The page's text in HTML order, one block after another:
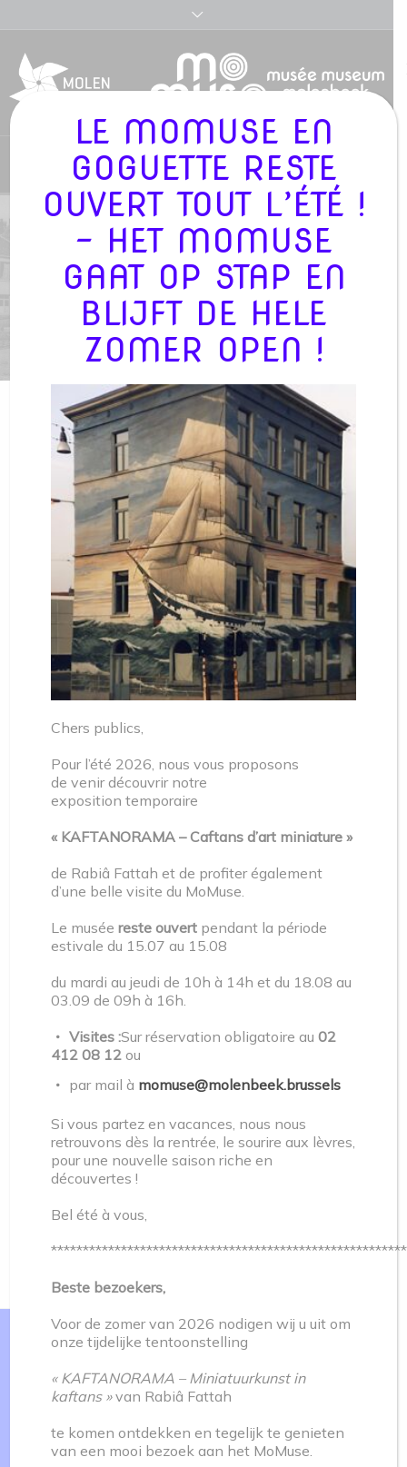
Nederlands
VERHALEN MET SOPHIE CLERFAYT –
ZONDAG 17 MAART 2024
MOMUSE»PROJECTS»VERHALEN MET
SOPHIE CLERFAYT – ZONDAG 17 MAART 2024
Verhalen met Sophie
Clerfayt – zondag 17 maart
2024
Bezoek
Zondag 17 maart
Van 14:30 tot 16:00
Gratis, reserveren gewenst:
momuse@molenbeek.irisnet.be
02 412 08 12
Adres: Mommaertsstraat 2A, 1080 Brussel
Kom luisteren naar verhalen geïnspireerd door de
mooie objecten van MoMuse. Enkel in het Frans.
LE MOMUSE EN
GOGUETTE RESTE
OUVERT TOUT L’ÉTÉ !
- HET MOMUSE
GAAT OP STAP EN
BLIJFT DE HELE
ZOMER OPEN !
Chers publics,
Pour l’été 2026, nous vous proposons
de venir découvrir notre
exposition temporaire
« KAFTANORAMA – Caftans d’art miniature »
de Rabiâ Fattah et de profiter également
d’une belle visite du MoMuse.
Le muséereste ouvert pendant la période
estivale du 15.07 au 15.08
du mardi au jeudi de 10h à 14h et du 18.08 au
03.09 de 09h à 16h.
Visites :Sur réservation obligatoire au02
412 08 12 ou
par mail à momuse@molenbeek.brussels
Si vous partez en vacances, nous nous
retrouvons dès la rentrée, le sourire aux lèvres,
pour une nouvelle saison riche en
découvertes !
Bel été à vous,
Beste bezoekers,
Voor de zomer van 2026 nodigen wij u uit om
onze tijdelijke tentoonstelling
« KAFTANORAMA – Miniatuurkunst in
kaftans »van Rabiâ Fattah
te komen ontdekken en tegelijk te genieten
van een mooi bezoek aan het MoMuse.